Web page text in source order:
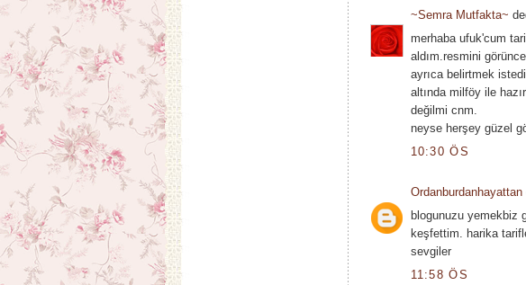
~Semra Mutfakta~
merhaba ufuk'cum
aldım.resmini
ayrıca belirtmek
altında milföy ile
değilmi cnm.
neyse herşey güzel
10:30 ÖS
Ordanburdanhayattan
blogunuzu yemekbiz
keşfettim. harika
sevgiler
11:58 ÖS